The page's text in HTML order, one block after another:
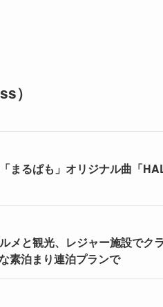
）
まるぱも」オリジナル曲「
メと観光、レジャー施設でク
素泊まり連泊プランで